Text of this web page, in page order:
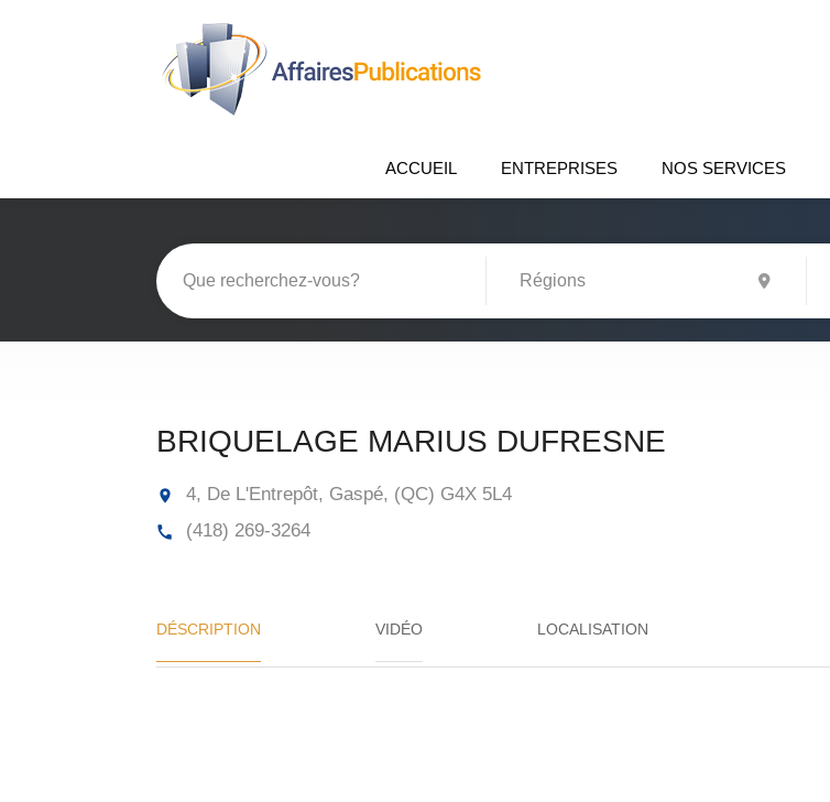
ACCUEIL ENTREPRISES NOS SERVICES
BRIQUELAGE MARIUS DUFRESNE
4, De L'Entrepôt, Gaspé, (QC) G4X 5L4
(418) 269-3264
DÉSCRIPTION VIDÉO